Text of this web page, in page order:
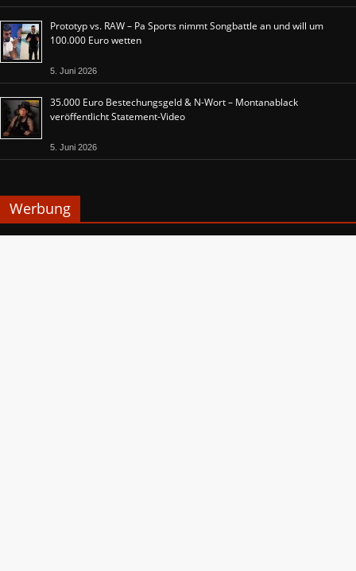
Prototyp vs. RAW – Pa Sports nimmt Songbattle an und will um
100.000 Euro wetten
5. Juni 2026
35.000 Euro Bestechungsgeld & N-Wort – Montanablack
veröffentlicht Statement-Video
5. Juni 2026
Werbung